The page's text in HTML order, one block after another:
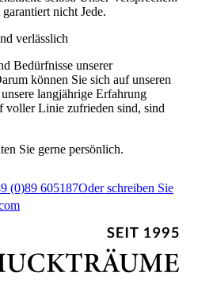
nicht Jede.
verlässlich
Bedürfnisse unserer
können Sie sich auf unseren
langjährige Erfahrung
voller Linie zufrieden sind, sind
Sie gerne persönlich.
(0)89 605187Oder schreiben Sie